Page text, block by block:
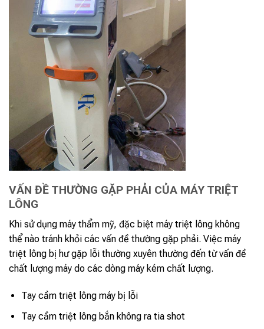
VẤN ĐỀ THƯỜNG GẶP PHẢI CỦA MÁY TRIỆT
LÔNG
Khi sử dụng máy thẩm mỹ, đặc biệt máy triệt lông không
thể nào tránh khỏi các vấn đề thường gặp phải. Việc máy
triệt lông bị hư gặp lỗi thường xuyên thường đến từ vấn đề
chất lượng máy do các dòng máy kém chất lượng.
Tay cầm triệt lông máy bị lỗi
Tay cầm triệt lông bắn không ra tia shot